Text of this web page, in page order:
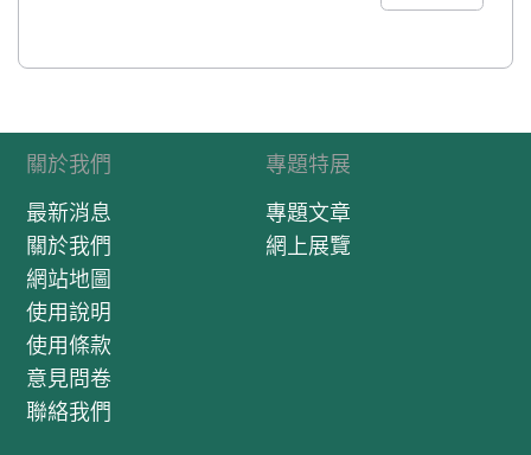
關於我們
最新消息
關於我們
網站地圖
使用說明
使用條款
意見問卷
聯絡我們
專題特展
專題文章
網上展覽